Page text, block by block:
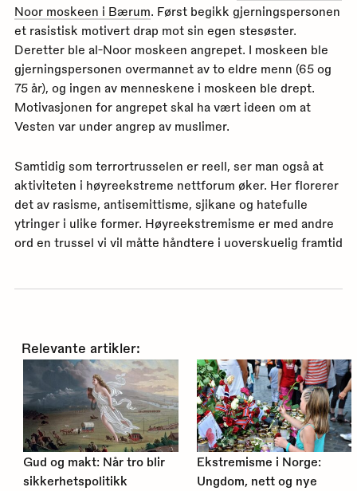
Noor moskeen i Bærum. Først begikk gjerningspersonen
et rasistisk motivert drap mot sin egen stesøster.
Deretter ble al-Noor moskeen angrepet. I moskeen ble
gjerningspersonen overmannet av to eldre menn (65 og
75 år), og ingen av menneskene i moskeen ble drept.
Motivasjonen for angrepet skal ha vært ideen om at
Vesten var under angrep av muslimer.
Samtidig som terrortrusselen er reell, ser man også at
aktiviteten i høyreekstreme nettforum øker. Her florerer
det av rasisme, antisemittisme, sjikane og hatefulle
ytringer i ulike former. Høyreekstremisme er med andre
ord en trussel vi vil måtte håndtere i uoverskuelig framtid
Relevante artikler:
Gud og makt: Når tro blir
sikkerhetspolitikk
Ekstremisme i Norge:
Ungdom, nett og nye